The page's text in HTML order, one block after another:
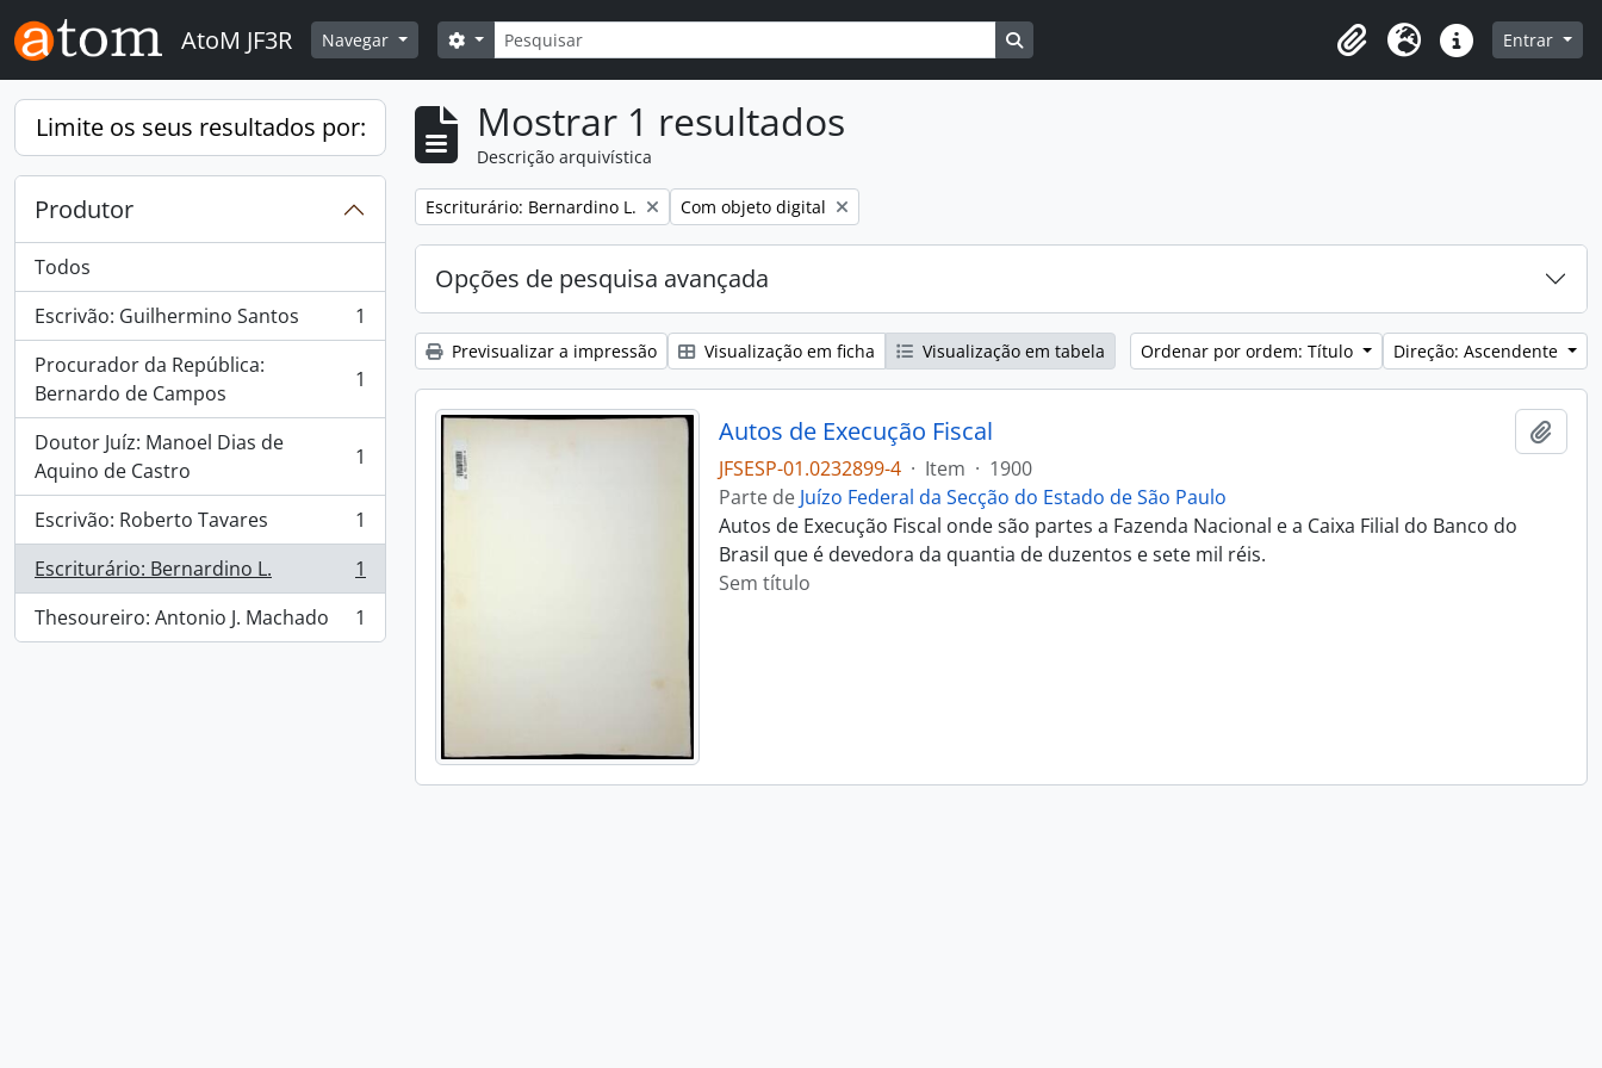
Skip to main content
AtoM JF3R Navegar Pesquisar
Search options
Área de transferência
Idioma Ligações rápidas
Entrar
Limite os seus resultados por:
Produtor
Todos
Escrivão: Guilhermino Santos
, 1 resultados
1
Procurador da República:
Bernardo de Campos
, 1 resultados 1
Doutor Juíz: Manoel Dias de
Aquino de Castro
, 1 resultados 1
Escrivão: Roberto Tavares
, 1 resultados
1
Escriturário: Bernardino L.
, 1 resultados
1
Thesoureiro: Antonio J. Machado
, 1 resultados 1
Mostrar 1 resultados
Descrição arquivística
Remove filter:
Escriturário: Bernardino L. Remove filter:
Com objeto digital
Opções de pesquisa avançada
Previsualizar a impressão Visualização em ficha Visualização em tabela Ordenar por ordem: Título Direção: Ascendente
Autos de Execução Fiscal
JFSESP-01.0232899-4 · Item · 1900
Parte de Juízo Federal da Secção do Estado de São Paulo
Autos de Execução Fiscal onde são partes a Fazenda Nacional e a Caixa Filial do Banco do
Brasil que é devedora da quantia de duzentos e sete mil réis.
Sem título